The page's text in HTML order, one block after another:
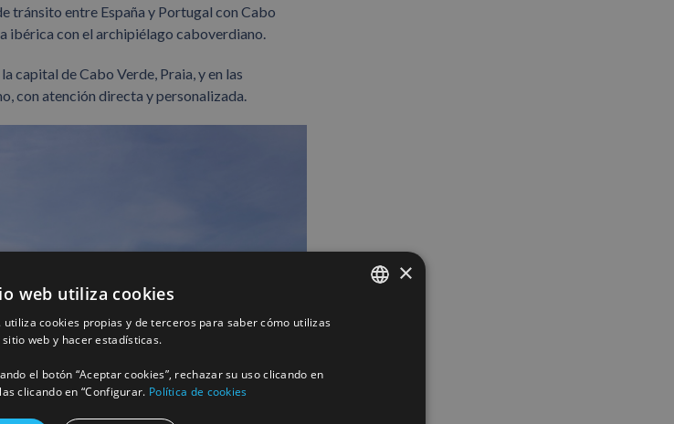
tránsito entre España y Portugal con Cabo
ibérica con el archipiélago caboverdiano.
capital de Cabo Verde, Praia, y en las
con atención directa y personalizada.
×
web utiliza cookies
utiliza cookies propias y de terceros para saber cómo utilizas
web y hacer estadísticas.
el botón “Aceptar cookies”, rechazar su uso clicando en
clicando en “Configurar. Política de cookies